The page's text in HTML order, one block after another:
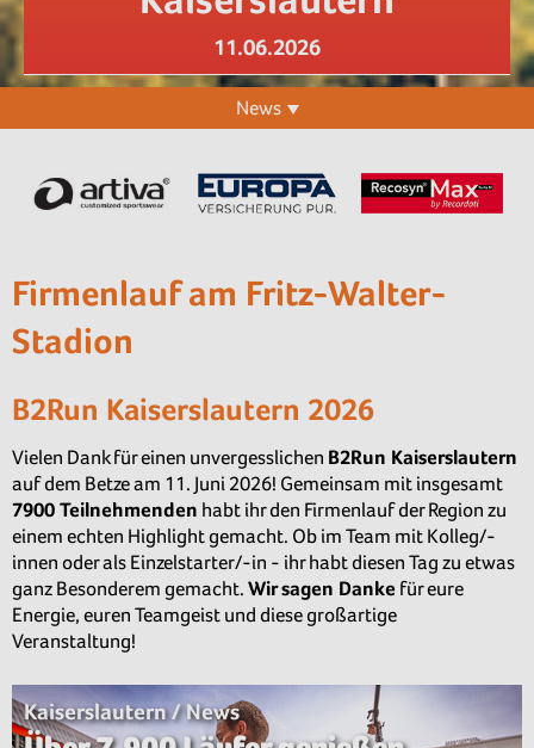
11.06.2026
News
Firmenlauf am Fritz-Walter-
Stadion
B2Run Kaiserslautern 2026
Vielen Dank für einen unvergesslichen B2Run Kaiserslautern
auf dem Betze am 11. Juni 2026! Gemeinsam mit insgesamt
7900 Teilnehmenden habt ihr den Firmenlauf der Region zu
einem echten Highlight gemacht. Ob im Team mit Kolleg/-
innen oder als Einzelstarter/-in - ihr habt diesen Tag zu etwas
ganz Besonderem gemacht. Wir sagen Danke für eure
Energie, euren Teamgeist und diese großartige
Veranstaltung!
Kaiserslautern / News